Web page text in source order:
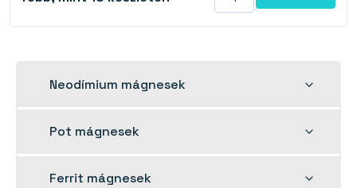
Neodímium mágnesek
Toggle
Pot mágnesek
Toggle
Ferrit mágnesek
Toggle